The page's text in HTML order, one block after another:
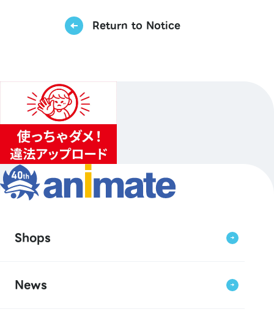
Return to Notice
Shops
News